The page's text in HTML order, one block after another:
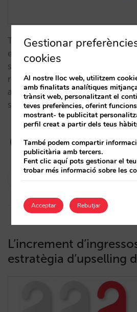
Tu, com a hoteler, necessites
evitar cancel·lacions. El teu
segura, que el protegeixi dels
relacionats amb la pandèmia.
assegurada BeSafe Rate, els
segurs, i els teus guanys,
Isabel Rey
L’increment
estratègia d’upselling
Gestionar
cookies
Al nostre lloc web, utilitzem
amb finalitats analítiques
trànsit web, personalitzant el
teves preferències, oferint
mostrant- te publicitat
perfil creat a partir dels teus
També podem compartir
publicitària amb tercers.
Fent clic aquí pots gestionar el
trobar més informació sobre les
Acceptar Rebutjar